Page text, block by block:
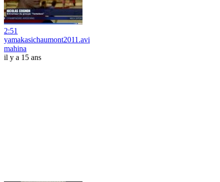
2:51
yamakasichaumont2011.avi
mahina
il y a 15 ans